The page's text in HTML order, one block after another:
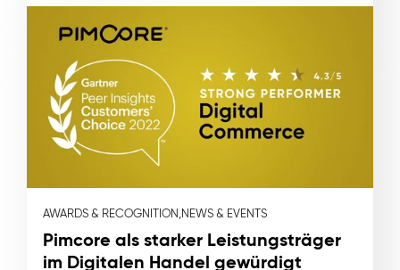
AWARDS & RECOGNITION, NEWS & EVENTS
Pimcore als starker Leistungsträger
im Digitalen Handel gewürdigt